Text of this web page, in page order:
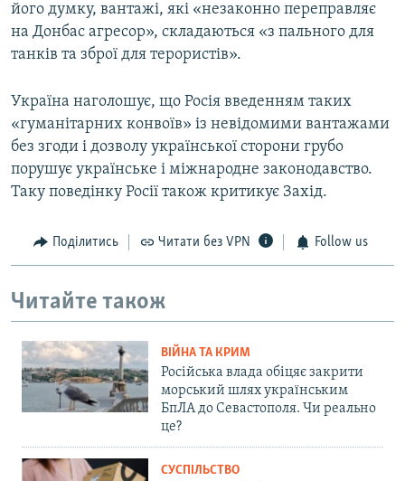
його думку, вантажі, які «незаконно переправляє
на Донбас агресор», складаються «з пального для
танків та зброї для терористів».
Україна наголошує, що Росія введенням таких
«гуманітарних конвоїв» із невідомими вантажами
без згоди і дозволу української сторони грубо
порушує українське і міжнародне законодавство.
Таку поведінку Росії також критикує Захід.
Поділитись Читати без VPN Follow us
Читайте також
ВІЙНА ТА КРИМ
Російська влада обіцяє закрити
морський шлях українським
БпЛА до Севастополя. Чи реально
це?
СУСПІЛЬСТВО